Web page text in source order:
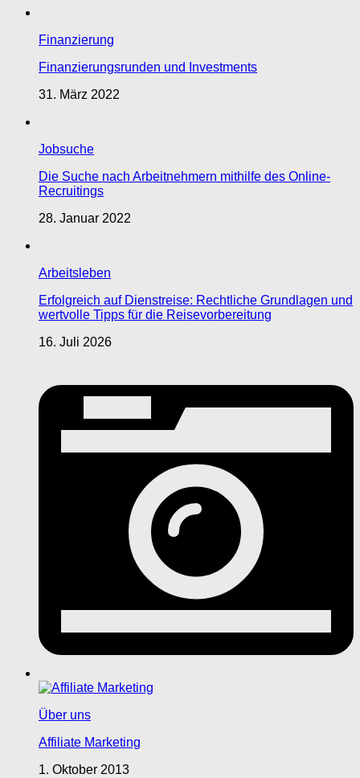
Finanzierung
Finanzierungsrunden und Investments
31. März 2022
Jobsuche
Die Suche nach Arbeitnehmern mithilfe des Online-
Recruitings
28. Januar 2022
Arbeitsleben
Erfolgreich auf Dienstreise: Rechtliche Grundlagen und
wertvolle Tipps für die Reisevorbereitung
16. Juli 2026
Über uns
Affiliate Marketing
1. Oktober 2013